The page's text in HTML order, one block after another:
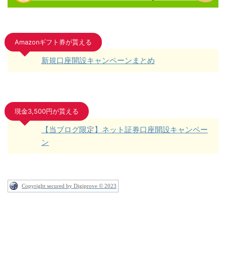
Amazonギフト券が貰える
新規口座開設キャンペーンまとめ
現金3,500円が貰える
【当ブログ限定】ネット証券口座開設キャンペー
ン
Copyright secured by Digiprove © 2023